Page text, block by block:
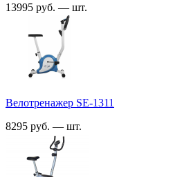
13995 руб. — шт.
Велотренажер SE-1311
8295 руб. — шт.